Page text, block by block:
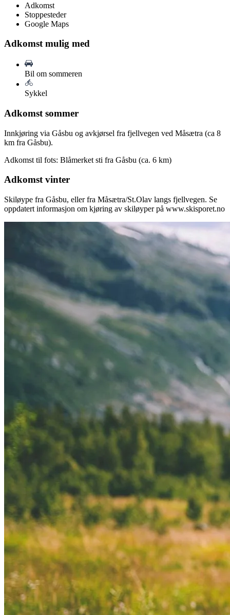
Adkomst
Stoppesteder
Google Maps
Adkomst mulig med
Bil om sommeren
Sykkel
Adkomst sommer
Innkjøring via Gåsbu og avkjørsel fra fjellvegen ved Måsætra (ca 8
km fra Gåsbu).
Adkomst til fots: Blåmerket sti fra Gåsbu (ca. 6 km)
Adkomst vinter
Skiløype fra Gåsbu, eller fra Måsætra/St.Olav langs fjellvegen. Se
oppdatert informasjon om kjøring av skiløyper på www.skisporet.no